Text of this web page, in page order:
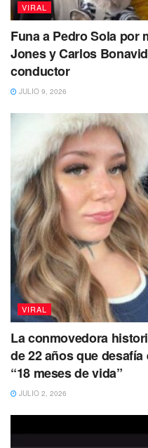
pato en el Metro yla
tan inocente que dejan
El video fue compartido
VIRAL
Funa a Pedro Sola por
Jones y Carlos
conductor
JULIO 9, 2026
VIRAL
La conmovedora
de 22 años que
“18 meses de vida”
JULIO 2, 2026